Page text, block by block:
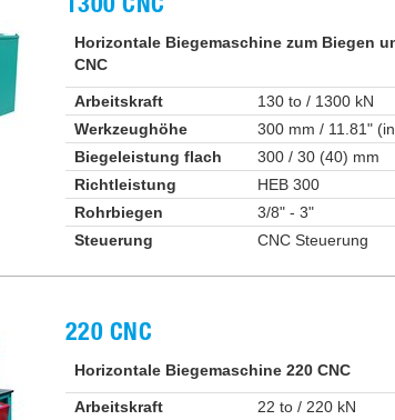
1300 CNC
Horizontale Biegemaschine zum Biegen
CNC
Arbeitskraft
130 to / 1300 kN
Werkzeughöhe
300 mm / 11.81"
Biegeleistung flach
300 / 30 (40) mm
Richtleistung
HEB 300
Rohrbiegen
3/8" - 3"
Steuerung
CNC Steuerung
220 CNC
Horizontale Biegemaschine 220 CNC
Arbeitskraft
22 to / 220 kN